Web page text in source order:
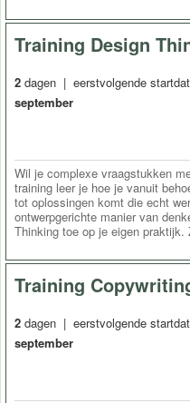
Training Design
2 dagen | eerstvolgende
september
Wil je complexe vraagstukken
training leer je hoe je vanuit
tot oplossingen komt die echt
ontwerpgerichte manier van
Thinking toe op je eigen praktijk.
Training
2 dagen | eerstvolgende
september